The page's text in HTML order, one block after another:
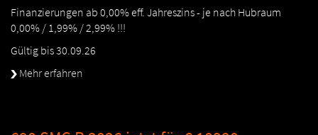
Finanzierungen ab 0,00% eff. Jahreszins - je nach Hubraum
0,00% / 1,99% / 2,99% !!!
Gültig bis 30.09.26
Mehr erfahren